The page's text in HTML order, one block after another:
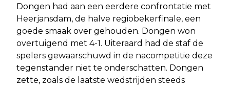
Dongen had aan een eerdere confrontatie met
Heerjansdam, de halve regiobekerfinale, een
goede smaak over gehouden. Dongen won
overtuigend met 4-1. Uiteraard had de staf de
spelers gewaarschuwd in de nacompetitie deze
tegenstander niet te onderschatten. Dongen
zette, zoals de laatste wedstrijden steeds